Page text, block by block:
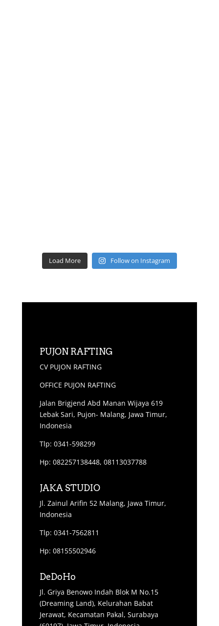
Load More Follow on Instagram
PUJON RAFTING
CV PUJON RAFTING
OFFICE PUJON RAFTING
Jalan Brigjend Abd Manan Wijaya 619
Lebak Sari, Pujon- Malang, Jawa Timur,
Indonesia
Tlp: 0341-598299
Hp: 082257138448, 08113037788
JAKA STUDIO
Jl. Zainul Arifin 52 Malang, Jawa Timur,
Indonesia
Tlp: 0341-7562811
Hp: 08155502946
DeDoHo
Jl. Griya Benowo Indah Blok M No.15
(Dreaming Land), Kelurahan Babat
Jerawat, Kecamatan Pakal, Surabaya